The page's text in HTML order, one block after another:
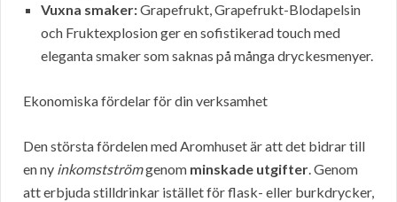
Vuxna smaker:Grapefrukt, Grapefrukt-Blodapelsin
och Fruktexplosion ger en sofistikerad touch med
eleganta smaker som saknas på många dryckesmenyer.
Ekonomiska fördelar för din verksamhet
Den största fördelen med Aromhuset är att det bidrar till
en ny inkomstströmgenom minskade utgifter. Genom
att erbjuda stilldrinkar istället för flask- eller burkdrycker,